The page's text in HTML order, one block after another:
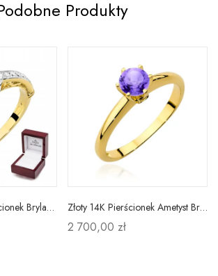
Produkty
Elegancki 585 Pierścionek Brylant 0,56ct Grawer Złoty 14K Pierścionek Ametyst Brylanty Grawer
2 700,00 zł